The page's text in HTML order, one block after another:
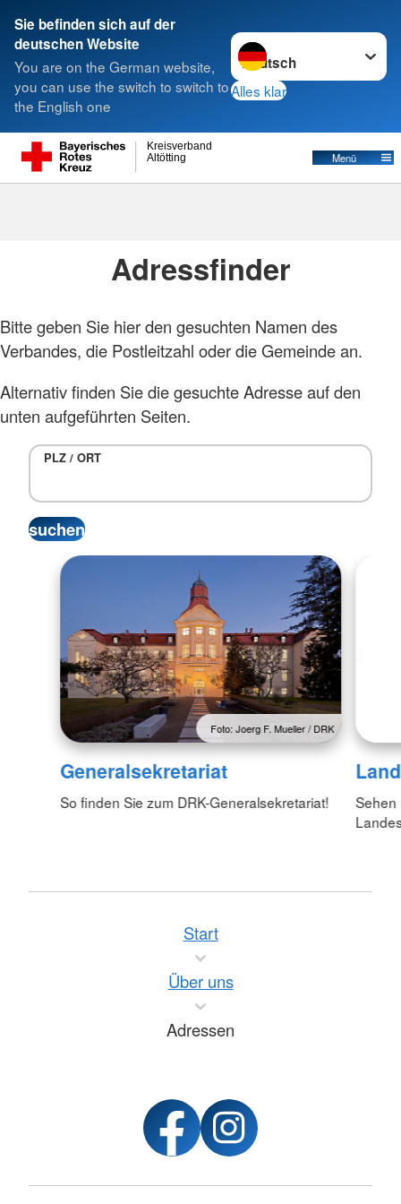
Sie befinden sich auf der
deutschen Website
You are on the German website,
you can use the switch to switch to
the English one
Sprache wechseln zu
Alles klar
Altötting
Kreisverband
Menü
Suche
Foto: A. Zelck / DRKS
Adressfinder
Bitte geben Sie hier den gesuchten Namen des
Verbandes, die Postleitzahl oder die Gemeinde an.
Alternativ finden Sie die gesuchte Adresse auf den
unten aufgeführten Seiten.
PLZ / ORT
Foto: Joerg F. Mueller / DRK
Generalsekretariat
So finden Sie zum DRK-Generalsekretariat!
Sehen
Start
Über uns
Adressen